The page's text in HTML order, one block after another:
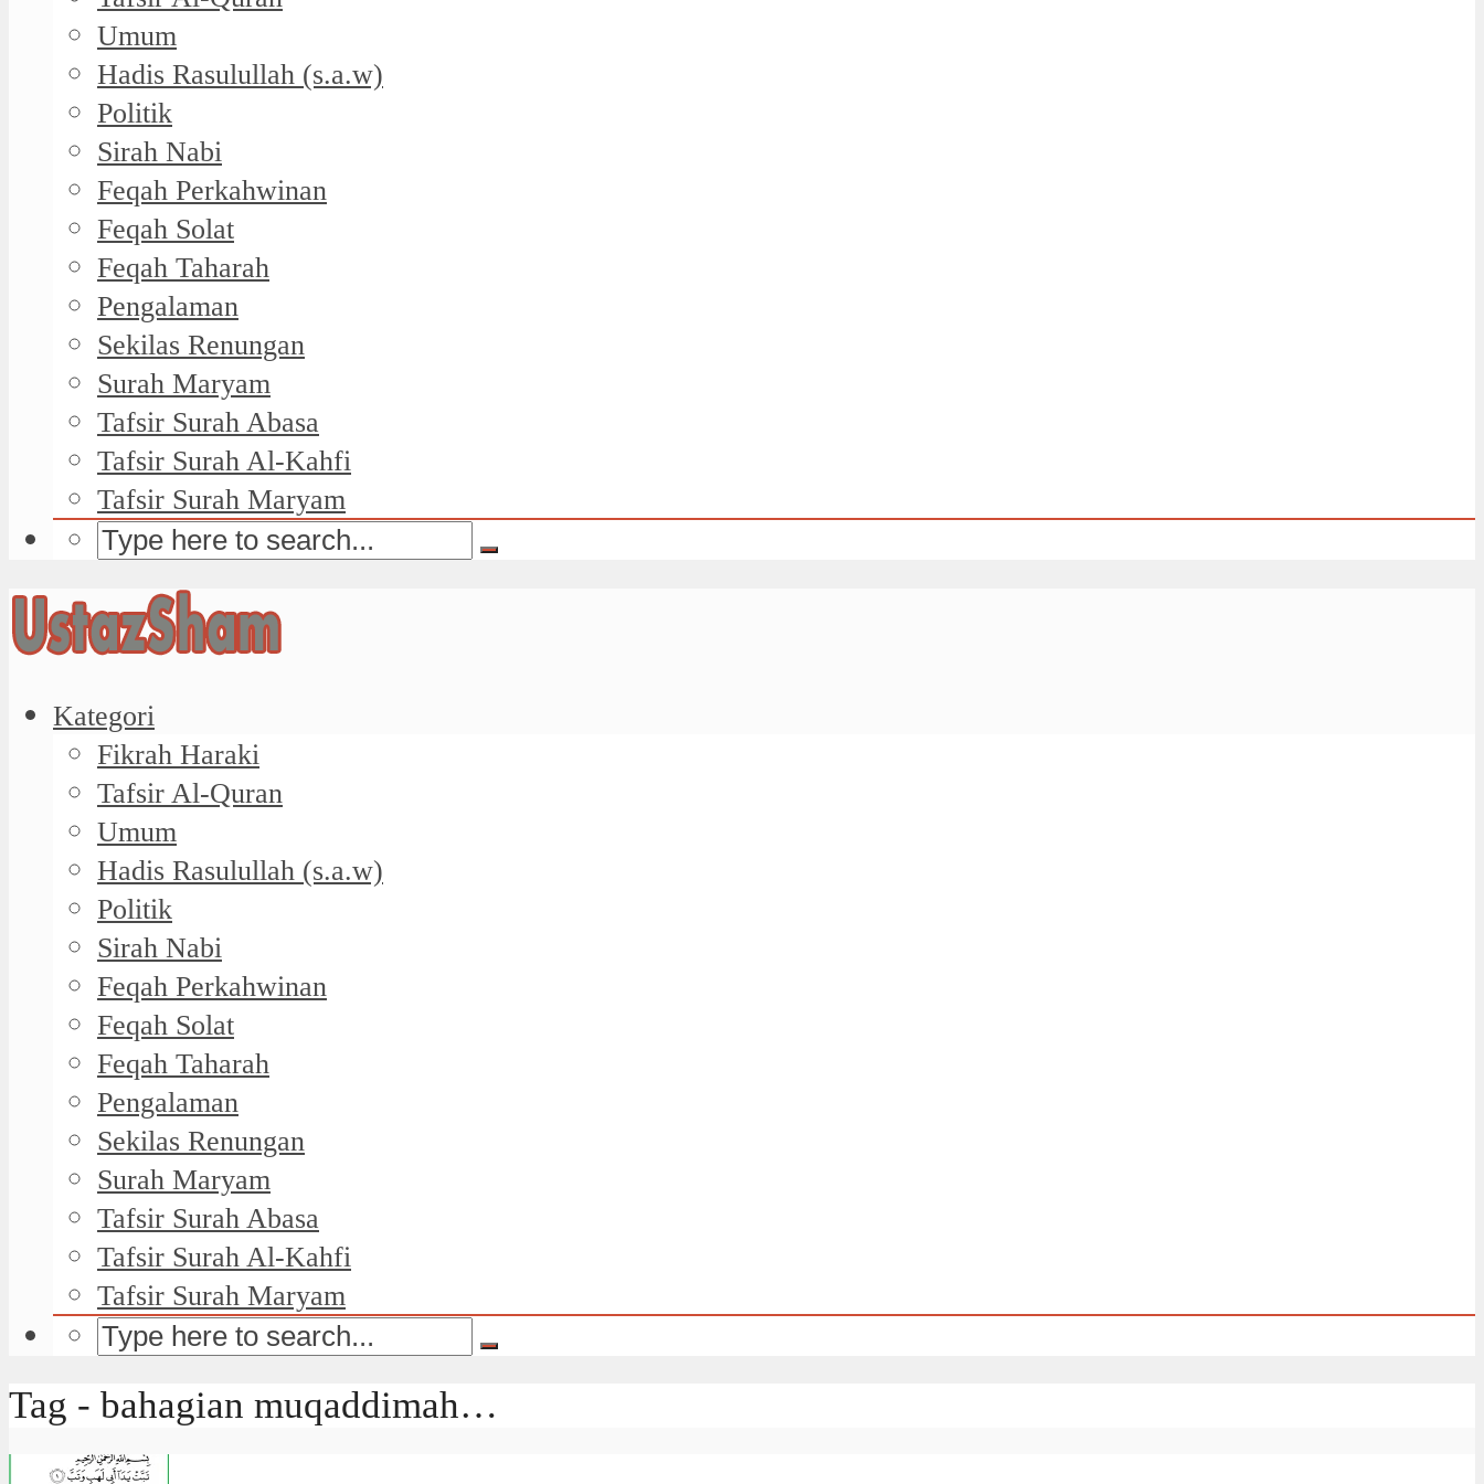
Umum
Hadis Rasulullah (s.a.w)
Politik
Sirah Nabi
Feqah Perkahwinan
Feqah Solat
Feqah Taharah
Pengalaman
Sekilas Renungan
Surah Maryam
Tafsir Surah Abasa
Tafsir Surah Al-Kahfi
Tafsir Surah Maryam
Kategori
Fikrah Haraki
Tafsir Al-Quran
Umum
Hadis Rasulullah (s.a.w)
Politik
Sirah Nabi
Feqah Perkahwinan
Feqah Solat
Feqah Taharah
Pengalaman
Sekilas Renungan
Surah Maryam
Tafsir Surah Abasa
Tafsir Surah Al-Kahfi
Tafsir Surah Maryam
Tag - bahagian muqaddimah…